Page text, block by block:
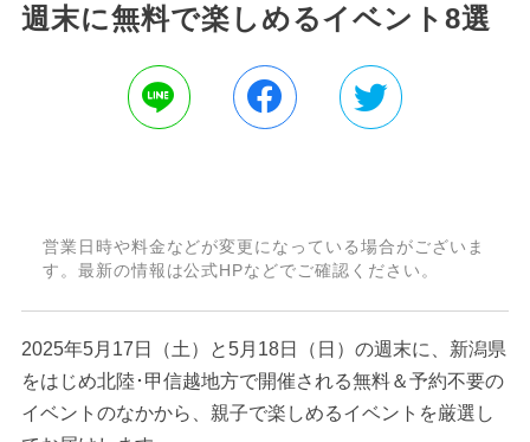
週末に無料で楽しめるイベント8選
営業日時や料金などが変更になっている場合がございま
す。最新の情報は公式HPなどでご確認ください。
2025年5月17日（土）と5月18日（日）の週末に、新潟県
をはじめ北陸･甲信越地方で開催される無料＆予約不要の
イベントのなかから、親子で楽しめるイベントを厳選し